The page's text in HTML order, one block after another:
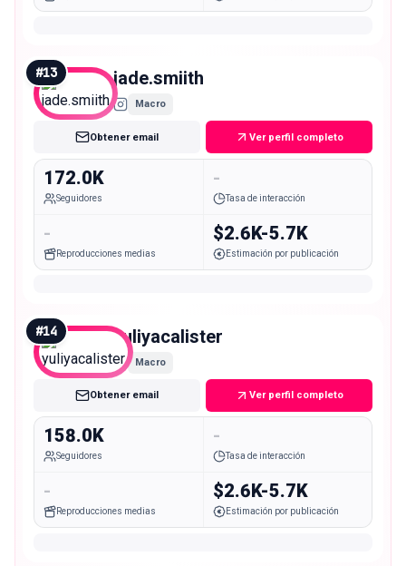
#13 jade.smiith
Macro
Obtener email Ver perfil completo
172.0K
Seguidores
-
Tasa de interacción
-
Reproducciones medias
$2.6K-5.7K
Estimación por publicación
#14 yuliyacalister
Macro
Obtener email Ver perfil completo
158.0K
Seguidores
-
Tasa de interacción
-
Reproducciones medias
$2.6K-5.7K
Estimación por publicación